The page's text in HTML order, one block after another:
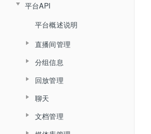
直播间管理
创建直播间
直播间设置
链接获取
回放查看
数据总览
监课管理
监课列表
直播间日志
云盘管理
文档库
媒体库
云课堂Web端用户使用手册
产品简介
角色介绍
登录与准备
主界面介绍
云课堂App端用户使用手册
产品简介
角色介绍
登录
界面介绍
产品发版记录
发版记录
平台API
平台概述说明
直播间管理
创建直播间
更新直播间
查询直播间信息
分组信息
查询分组场次列表
查询分组列表详情
导入预设分组名单
回放管理
查询普通合流回放列表
查询全景合流回放列表
聊天
查询聊天信息
文档管理